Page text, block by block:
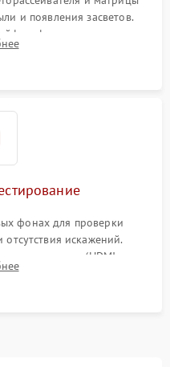
и появления засветов.
фиксация плат и
корпуса монитора.
фонах для проверки
искажений.
всех портов (HDMI,
под нагрузкой в